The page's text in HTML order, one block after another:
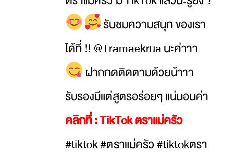
รับชมความสนุก ของเรา
ได้ที่ !! @Tramaekrua นะค่าาา
ฝากกดติดตามด้วยน้าาา
รับรองมีแต่สูตรอร่อยๆ แน่นอนค่า
คลิกที่ :TikTok ตราแม่ครัว
#tiktok #ตราแม่ครัว #tiktokตรา